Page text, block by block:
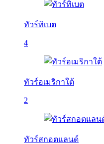
ทัวร์ทิเบต
4
ทัวร์อเมริกาใต้
2
ทัวร์สกอตแลนด์